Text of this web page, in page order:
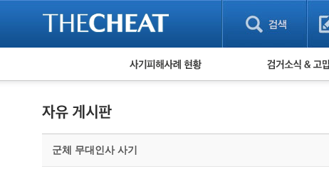
피해사례 현황
보이스피싱 피해사례
유해사이트 목록
검거 소식
군체 무대인사 사기